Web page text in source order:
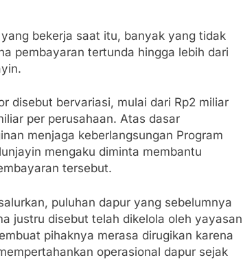
bekerja saat itu, banyak yang tidak
pembayaran tertunda hingga lebih dari
disebut bervariasi, mulai dari Rp2 miliar
per perusahaan. Atas dasar
menjaga keberlangsungan Program
mengaku diminta membantu
tersebut.
puluhan dapur yang sebelumnya
justru disebut telah dikelola oleh yayasan
pihaknya merasa dirugikan karena
operasional dapur sejak